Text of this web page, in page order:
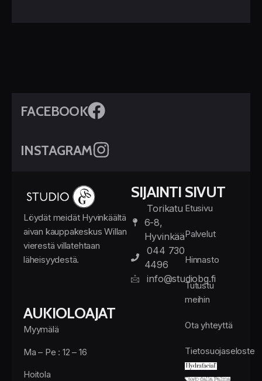
FACEBOOK
INSTAGRAM
Löydät meidät Hyvinkäältä
aivan kauppakeskus Willan
vierestä villatehtaan
läheisyydestä.
AUKIOLOAJAT
Myymälä
Ma – Pe : 12 – 16
Hoitola
SIJAINTI
Torikatu
6-8,
Hyvinkää
044 730
4496
info@studiobg.fi
SIVUT
Etusivu
Palvelut
Hinnasto
Tutustu
meihin
Ota yhteyttä
Tietosuojaseloste